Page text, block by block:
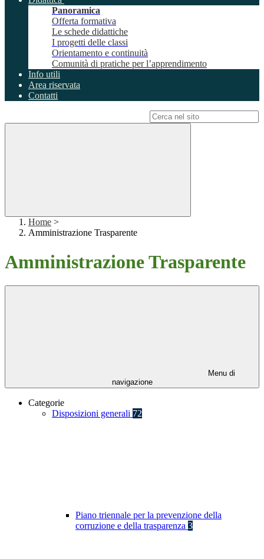
Panoramica
Offerta formativa
Le schede didattiche
I progetti delle classi
Orientamento e continuità
Comunità di pratiche per l’apprendimento
Info utili
Area riservata
Contatti
Home >
Amministrazione Trasparente
Amministrazione Trasparente
Menu di
navigazione
Categorie
Disposizioni generali 72
Piano triennale per la prevenzione della
corruzione e della trasparenza 3